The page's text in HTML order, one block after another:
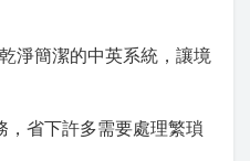
淨簡潔的中英系統，讓境
，省下許多需要處理繁瑣